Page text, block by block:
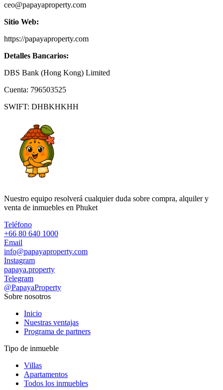
ceo@papayaproperty.com
Sitio Web:
https://papayaproperty.com
Detalles Bancarios:
DBS Bank (Hong Kong) Limited
Cuenta: 796503525
SWIFT: DHBKHKHH
Nuestro equipo resolverá cualquier duda sobre compra, alquiler y
venta de inmuebles en Phuket
Teléfono
+66 80 640 1000
Email
info@papayaproperty.com
Instagram
papaya.property
Telegram
@PapayaProperty
Sobre nosotros
Inicio
Nuestras ventajas
Programa de partners
Tipo de inmueble
Villas
Apartamentos
Todos los inmuebles